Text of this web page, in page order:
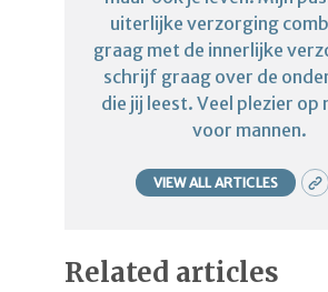
uiterlijke verzorging
graag met de innerlijke
schrijf graag over de
die jij leest. Veel plezier op
voor mannen.
VIEW ALL ARTICLES
Related articles